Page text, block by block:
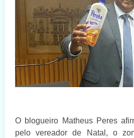
O blogueiro Matheus Peres
pelo vereador de Natal, o